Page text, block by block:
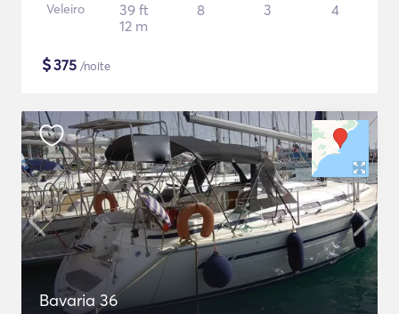
Veleiro
39 ft
12 m
8 3 4
$375 /noite
Bavaria 36